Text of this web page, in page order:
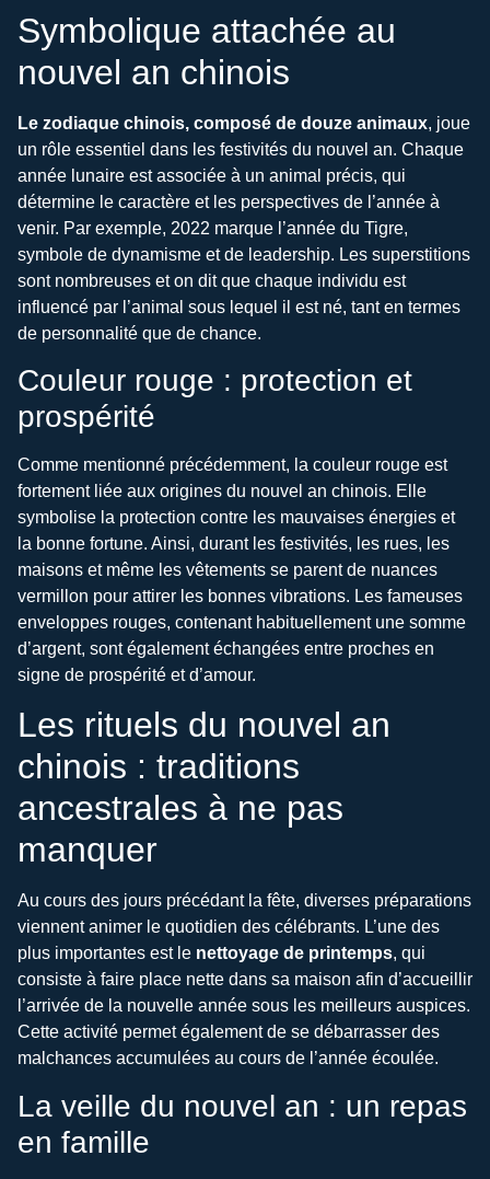
Symbolique attachée au
nouvel an chinois
Le zodiaque chinois, composé de douze animaux, joue
un rôle essentiel dans les festivités du nouvel an. Chaque
année lunaire est associée à un animal précis, qui
détermine le caractère et les perspectives de l’année à
venir. Par exemple, 2022 marque l’année du Tigre,
symbole de dynamisme et de leadership. Les superstitions
sont nombreuses et on dit que chaque individu est
influencé par l’animal sous lequel il est né, tant en termes
de personnalité que de chance.
Couleur rouge : protection et
prospérité
Comme mentionné précédemment, la couleur rouge est
fortement liée aux origines du nouvel an chinois. Elle
symbolise la protection contre les mauvaises énergies et
la bonne fortune. Ainsi, durant les festivités, les rues, les
maisons et même les vêtements se parent de nuances
vermillon pour attirer les bonnes vibrations. Les fameuses
enveloppes rouges, contenant habituellement une somme
d’argent, sont également échangées entre proches en
signe de prospérité et d’amour.
Les rituels du nouvel an
chinois : traditions
ancestrales à ne pas
manquer
Au cours des jours précédant la fête, diverses préparations
viennent animer le quotidien des célébrants. L’une des
plus importantes est le nettoyage de printemps, qui
consiste à faire place nette dans sa maison afin d’accueillir
l’arrivée de la nouvelle année sous les meilleurs auspices.
Cette activité permet également de se débarrasser des
malchances accumulées au cours de l’année écoulée.
La veille du nouvel an : un repas
en famille